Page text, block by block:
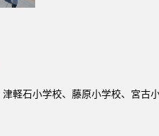
軽石小学校、藤原小学校、宮古